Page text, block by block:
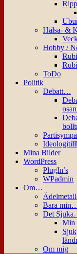
Hälsa- &
Hobby /
ToDo
Politik
Debatt…
Mina Bilder
WordPress
PlugIn’s
WPadmin
Om…
Bara
Det
Min
Om mig